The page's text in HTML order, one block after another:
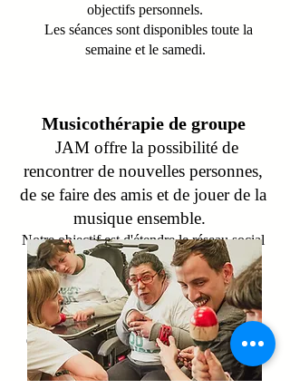
objectifs personnels.
Les séances sont disponibles toute la
semaine et le samedi.
Musicothérapie de groupe
JAM offre la possibilité de
rencontrer de nouvelles personnes,
de se faire des amis et de jouer de la
musique ensemble.
Notre objectif est d'étendre le réseau social
de nos membres et de les impliquer dans
une activité qu'ils aiment : la musique !
Nos programmes sur mesure et exclusifs
offrent la possibilité de s'exprimer et le
développement des compétences sociales
dans un environnement amusant et
favorable.